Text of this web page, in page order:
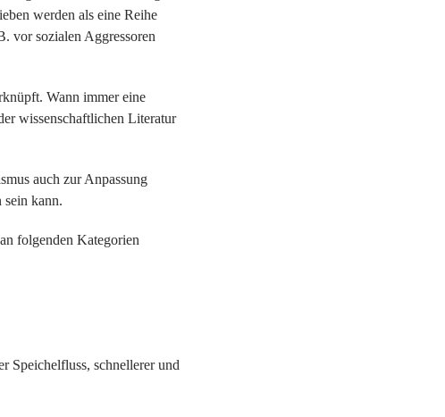
werden als eine Reihe
vor sozialen Aggressoren
Wann immer eine
wissenschaftlichen Literatur
auch zur Anpassung
sein kann.
folgenden Kategorien
Speichelfluss, schnellerer und